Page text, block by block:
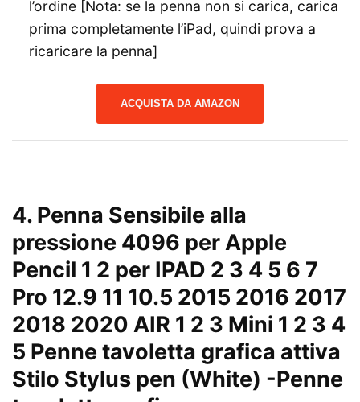
l’ordine [Nota: se la penna non si carica, carica
prima completamente l’iPad, quindi prova a
ricaricare la penna]
ACQUISTA DA AMAZON
4. Penna Sensibile alla
pressione 4096 per Apple
Pencil 1 2 per IPAD 2 3 4 5 6 7
Pro 12.9 11 10.5 2015 2016 2017
2018 2020 AIR 1 2 3 Mini 1 2 3 4
5 Penne tavoletta grafica attiva
Stilo Stylus pen (White) -Penne